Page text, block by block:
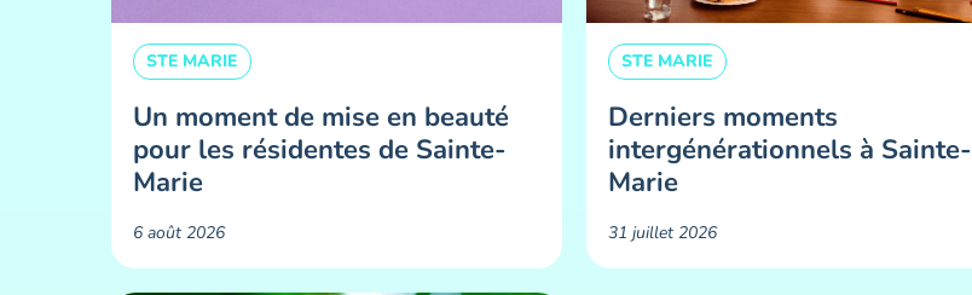
STE MARIE
Un moment de mise en beauté
pour les résidentes de Sainte-
Marie ​
6 août 2026
STE MARIE
Derniers moments
intergénérationnels à Sainte-
Marie
31 juillet 2026